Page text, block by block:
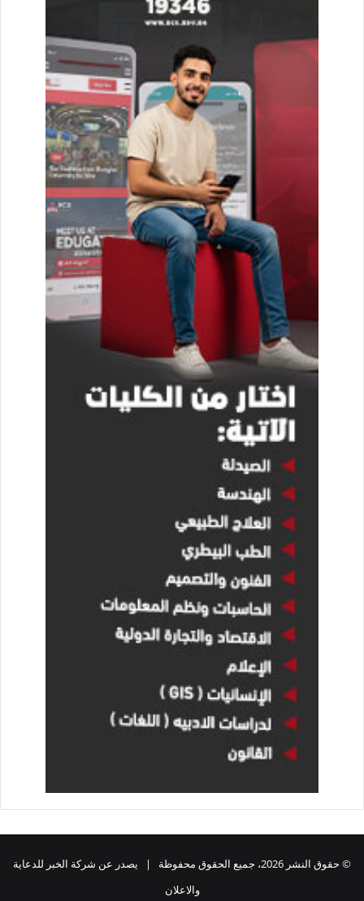
© حقوق النشر 2026، جميع الحقوق محفوظة | يصدر عن شركة الخبر للدعاية
والاعلان